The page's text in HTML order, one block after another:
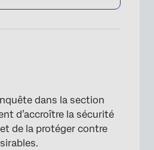
dans la section
d’accroître la sécurité
de la protéger contre